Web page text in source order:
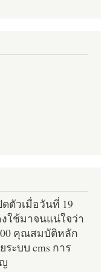
ดตัวเมื่อวันที่ 19
ใช้มาจนแน่ใจว่า
คุณสมบัติหลัก
ะบบ cms การ